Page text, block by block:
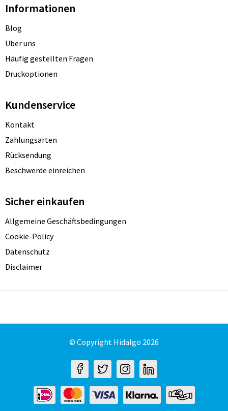
Informationen
Blog
Über uns
Häufig gestellten Fragen
Druckoptionen
Kundenservice
Kontakt
Zahlungsarten
Rücksendung
Beschwerde einreichen
Sicher einkaufen
Allgemeine Geschäftsbedingungen
Cookie-Policy
Datenschutz
Disclaimer
© Copyright Hidalgo 2026